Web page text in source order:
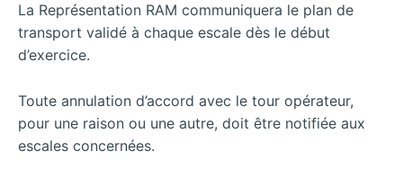
La Représentation RAM communiquera le plan de
transport validé à chaque escale dès le début
d’exercice.
Toute annulation d’accord avec le tour opérateur,
pour une raison ou une autre, doit être notifiée aux
escales concernées.